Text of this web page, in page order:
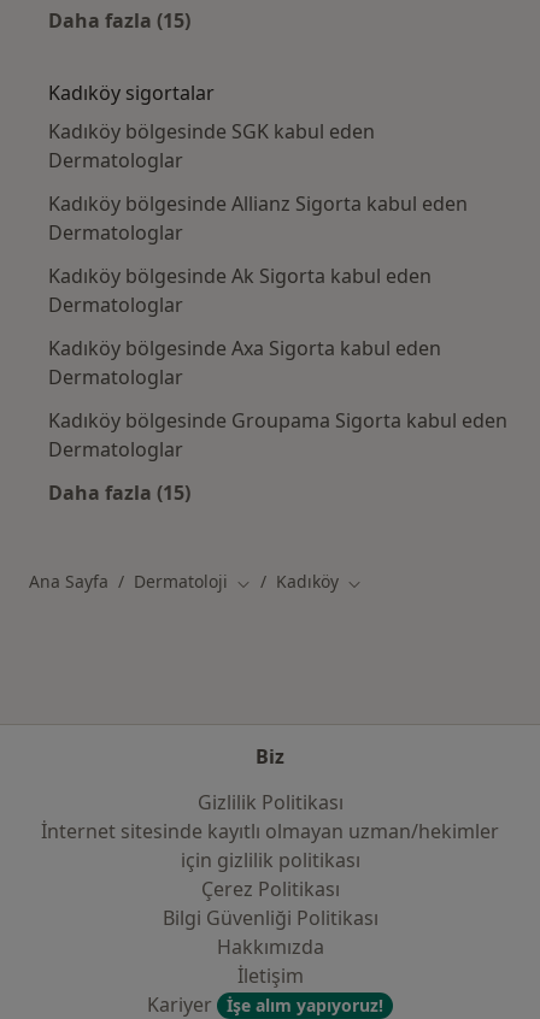
Daha fazla (15)
Kadıköy sigortalar
Kadıköy bölgesinde SGK kabul eden
Dermatologlar
Kadıköy bölgesinde Allianz Sigorta kabul eden
Dermatologlar
Kadıköy bölgesinde Ak Sigorta kabul eden
Dermatologlar
Kadıköy bölgesinde Axa Sigorta kabul eden
Dermatologlar
Kadıköy bölgesinde Groupama Sigorta kabul eden
Dermatologlar
Daha fazla (15)
Ana Sayfa Dermatoloji Şehir değiştir
Kadıköy Şehir değiştir
Biz
Gizlilik Politikası
İnternet sitesinde kayıtlı olmayan uzman/hekimler
i̇çin gizlilik politikası
Çerez Politikası
Bilgi Güvenliği Politikası
Hakkımızda
İletişim
Kariyer
İşe alım yapıyoruz!